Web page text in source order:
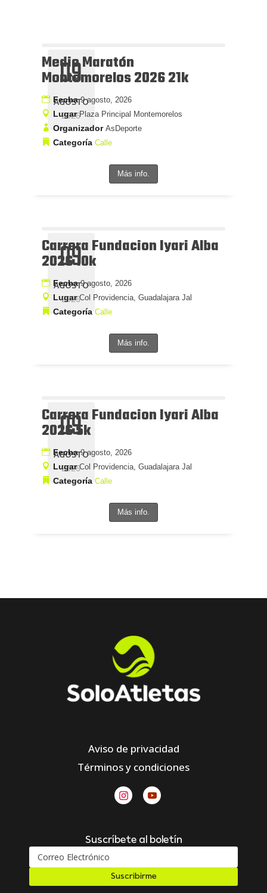
09
AGOSTO
2026
Medio Maratón
Montemorelos 2026 21k
Fecha9 agosto, 2026
LugarPlaza Principal Montemorelos
Organizador AsDeporte
Categoría Calle
Más info.
09
AGOSTO
2026
Carrera Fundacion Iyari Alba
2026 10k
Fecha9 agosto, 2026
LugarCol Providencia, Guadalajara Jal
Categoría Calle
Más info.
09
AGOSTO
2026
Carrera Fundacion Iyari Alba
2026 5k
Fecha9 agosto, 2026
LugarCol Providencia, Guadalajara Jal
Categoría Calle
Más info.
Aviso de privacidad
Términos y condiciones
Suscríbete al boletín
Suscribirme